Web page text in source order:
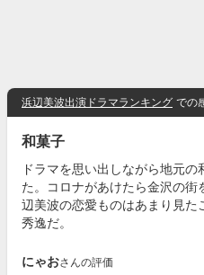
浜辺美波出演ドラマランキング での
和菓子
ドラマを思い出しながら地元
た。コロナがあけたら金沢の
辺美波の恋愛ものはあまり見た
秀逸だ。
にゃおさんの評価